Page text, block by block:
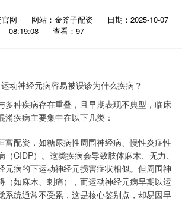
网 网站：金斧子配资
日期：2025-10-07
08:19:08
查看：97
多种疾病存在重叠，且早期表现不典型，临床
疾病主要集中在以下几类：
富配资，如糖尿病性周围神经病、慢性炎症性
CIDP）。这类疾病会导致肢体麻木、无力、
元病的下运动神经元损害症状相似。但周围神
（如麻木、刺痛），而运动神经元病早期以运
系统通常不受累，这是核心鉴别点，却易因早